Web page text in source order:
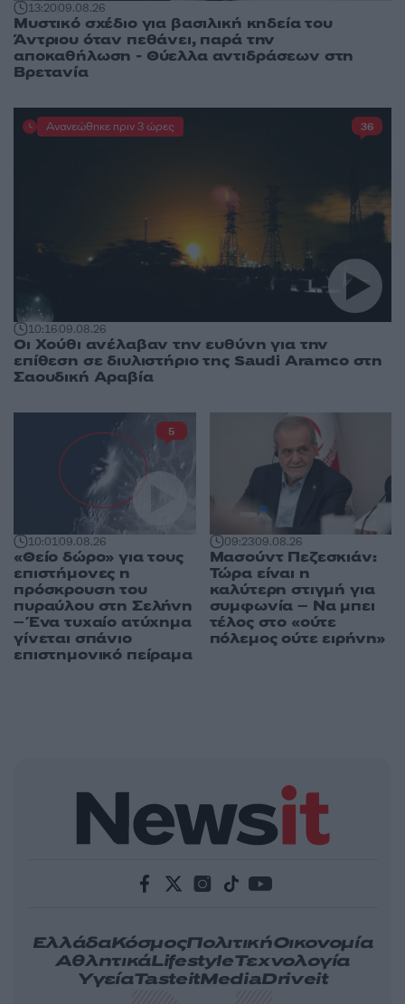
13:2009.08.26
Μυστικό σχέδιο για βασιλική κηδεία του
Άντριου όταν πεθάνει, παρά την
αποκαθήλωση - Θύελλα αντιδράσεων στη
Βρετανία
10:1609.08.26
Οι Χούθι ανέλαβαν την ευθύνη για την
επίθεση σε διυλιστήριο της Saudi Aramco στη
Σαουδική Αραβία
Ανανεώθηκε πριν 3 ώρες 36
10:0109.08.26
«Θείο δώρο» για τους
επιστήμονες η
πρόσκρουση του
πυραύλου στη Σελήνη
– Ένα τυχαίο ατύχημα
γίνεται σπάνιο
επιστημονικό πείραμα
5
09:2309.08.26
Μασούντ Πεζεσκιάν:
Τώρα είναι η
καλύτερη στιγμή για
συμφωνία – Να μπει
τέλος στο «ούτε
πόλεμος ούτε ειρήνη»
ΕλλάδαΚόσμοςΠολιτικήΟικονομία
ΑθλητικάLifestyleΤεχνολογία
ΥγείαTasteitMediaDriveit